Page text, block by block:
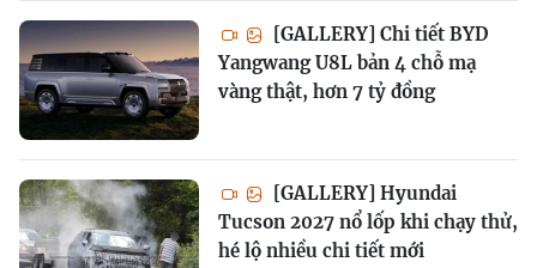
[GALLERY] Chi tiết BYD
Yangwang U8L bản 4 chỗ mạ
vàng thật, hơn 7 tỷ đồng
[GALLERY] Hyundai
Tucson 2027 nổ lốp khi chạy thử,
hé lộ nhiều chi tiết mới